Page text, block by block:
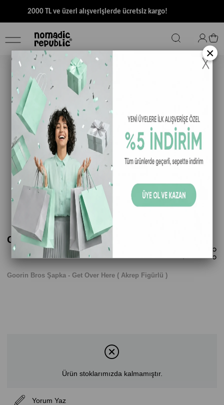
2000 TL ve üzeri alışverişlerde ücretsiz kargo!
Goorin Bros Şapka - Get Over Here
Goorin Bros Şapka - Get Over Here ( Akrep Figürlü )
Ürün stoklarımızda kalmamıştır.
Yorum Yaz
×